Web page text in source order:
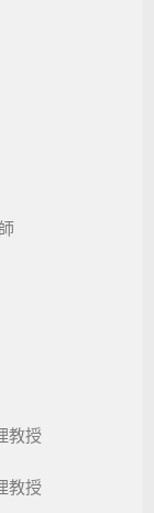
教授
教授